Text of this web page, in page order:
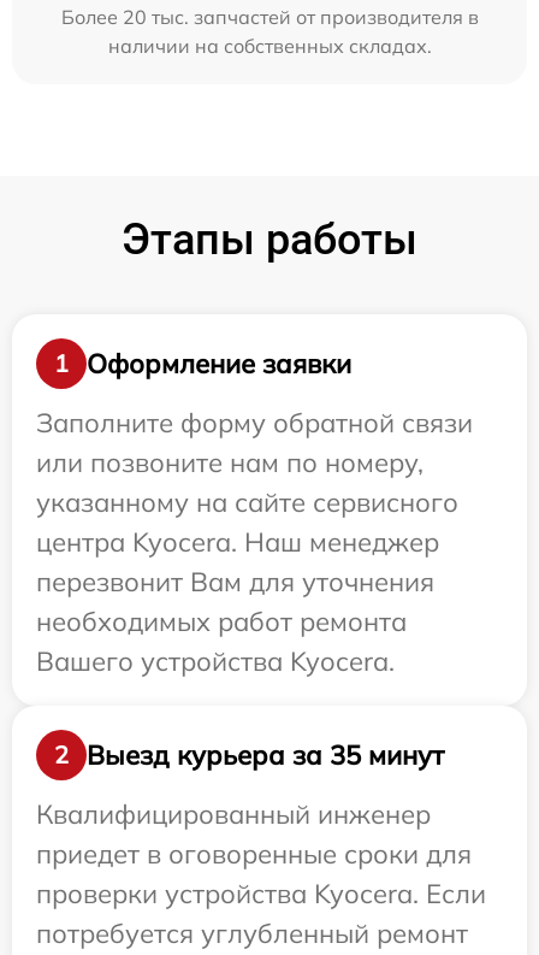
Более 20 тыс. запчастей от производителя в
наличии на собственных складах.
Этапы работы
1
Оформление заявки
Заполните форму обратной связи
или позвоните нам по номеру,
указанному на сайте сервисного
центра Kyocera. Наш менеджер
перезвонит Вам для уточнения
необходимых работ ремонта
Вашего устройства Kyocera.
2
Выезд курьера за 35 минут
Квалифицированный инженер
приедет в оговоренные сроки для
проверки устройства Kyocera. Если
потребуется углубленный ремонт